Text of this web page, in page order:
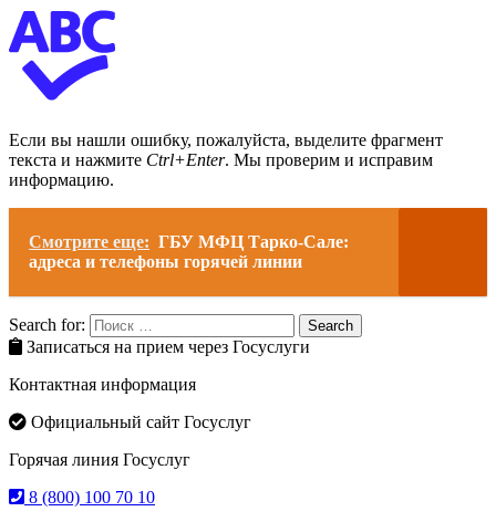
Если вы нашли ошибку, пожалуйста, выделите фрагмент
текста и нажмите Ctrl+Enter. Мы проверим и исправим
информацию.
Смотрите еще: ГБУ МФЦ Тарко-Сале:
адреса и телефоны горячей линии
Search for: Search
Записаться на прием через Госуслуги
Контактная информация
Официальный сайт Госуслуг
Горячая линия Госуслуг
8 (800) 100 70 10